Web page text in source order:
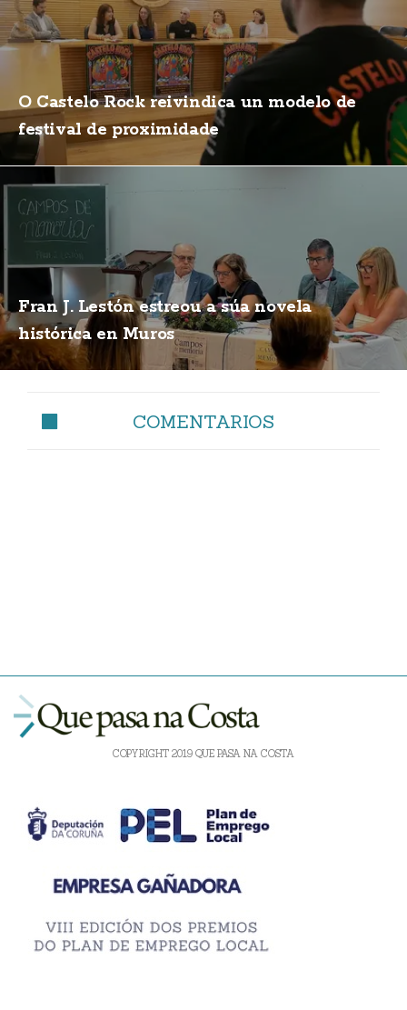
O Castelo Rock reivindica un modelo de
festival de proximidade
Fran J. Lestón estreou a súa novela
histórica en Muros
COMENTARIOS
COPYRIGHT 2019 QUE PASA NA COSTA